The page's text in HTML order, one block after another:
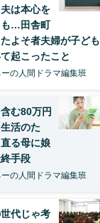
は本心を
も…田舎町
よそ者夫婦が子ども
起こったこと
の人間ドラマ編集班
む80万円
活のた
る母に娘
手段
の人間ドラマ編集班
世代じゃ考